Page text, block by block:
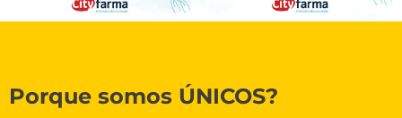
Porque somos ÚNICOS?